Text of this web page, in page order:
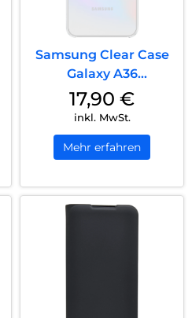
Samsung Clear Case
Galaxy A36
Transparent
17,90 €
inkl. MwSt.
Mehr erfahren